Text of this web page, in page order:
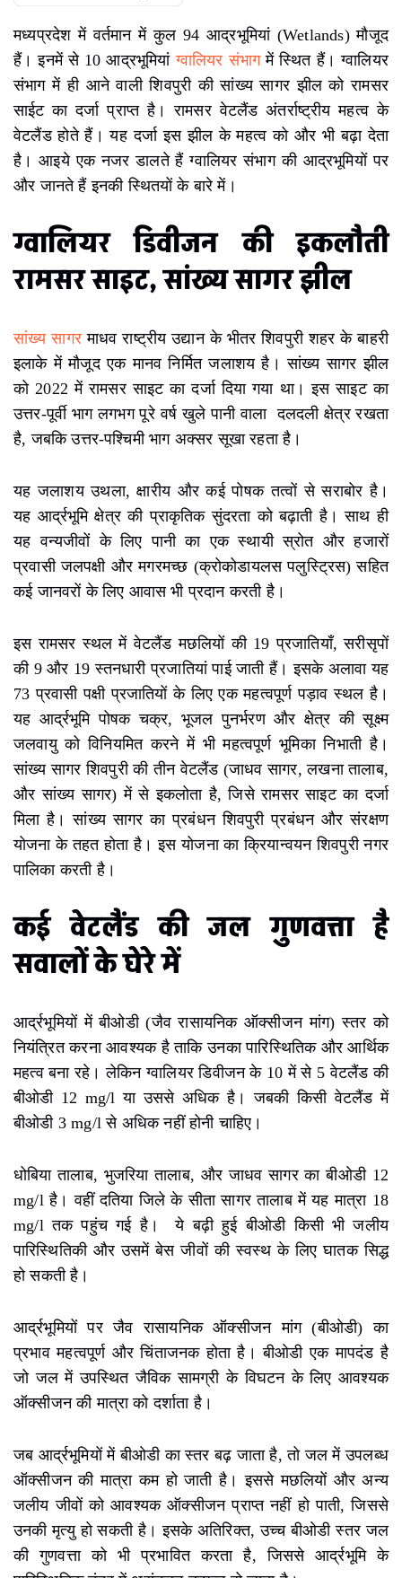
मध्यप्रदेश में वर्तमान में कुल 94 आद्रभूमियां (Wetlands) मौजूद
हैं। इनमें से 10 आद्रभूमियांग्वालियर संभागमें स्थित हैं। ग्वालियर
संभाग में ही आने वाली शिवपुरी की सांख्य सागर झील को रामसर
साईट का दर्जा प्राप्त है। रामसर वेटलैंड अंतर्राष्ट्रीय महत्व के
वेटलैंड होते हैं। यह दर्जा इस झील के महत्व को और भी बढ़ा देता
है। आइये एक नजर डालते हैं ग्वालियर संभाग की आद्रभूमियों पर
और जानते हैं इनकी स्थितयों के बारे में।
ग्वालियर डिवीजन की इकलौती
रामसर साइट, सांख्य सागर झील
सांख्य सागर माधव राष्ट्रीय उद्यान के भीतर शिवपुरी शहर के बाहरी
इलाके में मौजूद एक मानव निर्मित जलाशय है। सांख्य सागर झील
को 2022 में रामसर साइट का दर्जा दिया गया था। इस साइट का
उत्तर-पूर्वी भाग लगभग पूरे वर्ष खुले पानी वाला दलदली क्षेत्र रखता
है, जबकि उत्तर-पश्चिमी भाग अक्सर सूखा रहता है।
यह जलाशय उथला, क्षारीय और कई पोषक तत्वों से सराबोर है।
यह आर्द्रभूमि क्षेत्र की प्राकृतिक सुंदरता को बढ़ाती है। साथ ही
यह वन्यजीवों के लिए पानी का एक स्थायी स्रोत और हजारों
प्रवासी जलपक्षी और मगरमच्छ (क्रोकोडायलस पलुस्ट्रिस) सहित
कई जानवरों के लिए आवास भी प्रदान करती है।
इस रामसर स्थल में वेटलैंड मछलियों की 19 प्रजातियाँ, सरीसृपों
की 9 और 19 स्तनधारी प्रजातियां पाई जाती हैं। इसके अलावा यह
73 प्रवासी पक्षी प्रजातियों के लिए एक महत्वपूर्ण पड़ाव स्थल है।
यह आर्द्रभूमि पोषक चक्र, भूजल पुनर्भरण और क्षेत्र की सूक्ष्म
जलवायु को विनियमित करने में भी महत्वपूर्ण भूमिका निभाती है।
सांख्य सागर शिवपुरी की तीन वेटलैंड (जाधव सागर, लखना तालाब,
और सांख्य सागर) में से इकलोता है, जिसे रामसर साइट का दर्जा
मिला है। सांख्य सागर का प्रबंधन शिवपुरी प्रबंधन और संरक्षण
योजना के तहत होता है। इस योजना का क्रियान्वयन शिवपुरी नगर
पालिका करती है।
कई वेटलैंड की जल गुणवत्ता है
सवालों के घेरे में
आर्द्रभूमियों में बीओडी (जैव रासायनिक ऑक्सीजन मांग) स्तर को
नियंत्रित करना आवश्यक है ताकि उनका पारिस्थितिक और आर्थिक
महत्व बना रहे। लेकिन ग्वालियर डिवीजन के 10 में से 5 वेटलैंड की
बीओडी 12 mg/l या उससे अधिक है। जबकी किसी वेटलैंड में
बीओडी 3 mg/l से अधिक नहीं होनी चाहिए।
धोबिया तालाब, भुजरिया तालाब, और जाधव सागर का बीओडी 12
mg/l है। वहीं दतिया जिले के सीता सागर तालाब में यह मात्रा 18
mg/l तक पहुंच गई है। ये बढ़ी हुई बीओडी किसी भी जलीय
पारिस्थितिकी और उसमें बेस जीवों की स्वस्थ के लिए घातक सिद्ध
हो सकती है।
आर्द्रभूमियों पर जैव रासायनिक ऑक्सीजन मांग (बीओडी) का
प्रभाव महत्वपूर्ण और चिंताजनक होता है। बीओडी एक मापदंड है
जो जल में उपस्थित जैविक सामग्री के विघटन के लिए आवश्यक
ऑक्सीजन की मात्रा को दर्शाता है।
जब आर्द्रभूमियों में बीओडी का स्तर बढ़ जाता है, तो जल में उपलब्ध
ऑक्सीजन की मात्रा कम हो जाती है। इससे मछलियों और अन्य
जलीय जीवों को आवश्यक ऑक्सीजन प्राप्त नहीं हो पाती, जिससे
उनकी मृत्यु हो सकती है। इसके अतिरिक्त, उच्च बीओडी स्तर जल
की गुणवत्ता को भी प्रभावित करता है, जिससे आर्द्रभूमि के